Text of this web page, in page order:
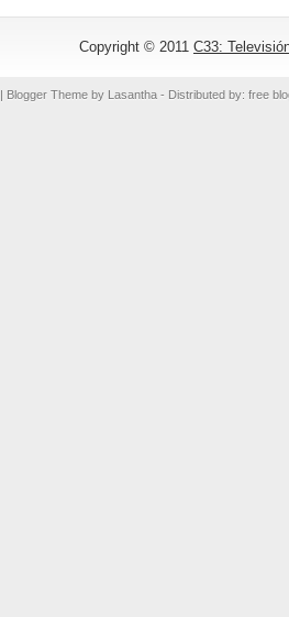
Copyright © 2011 C33:
| Blogger Theme by Lasantha - Distributed by: free